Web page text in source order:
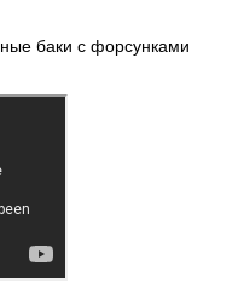
баки с форсунками